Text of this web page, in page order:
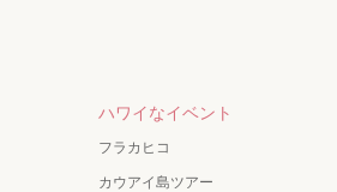
ハワイなイベント
フラカヒコ
カウアイ島ツアー